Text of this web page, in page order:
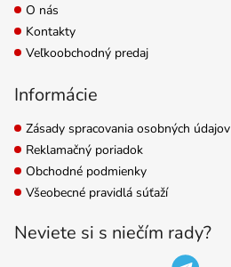
O nás
Kontakty
Veľkoobchodný predaj
Informácie
Zásady spracovania osobných údajov
Reklamačný poriadok
Obchodné podmienky
Všeobecné pravidlá súťaží
Neviete si s niečím rady?